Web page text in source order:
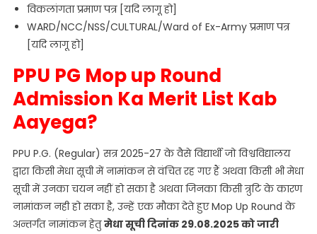
विकलांगता प्रमाण पत्र [यदि लागू हो]
WARD/NCC/NSS/CULTURAL/Ward of Ex-Army प्रमाण पत्र
[यदि लागू हो]
PPU PG Mop up Round
Admission Ka Merit List Kab
Aayega?
PPU P.G. (Regular) सत्र 2025-27 के वैसे विद्यार्थी जो विश्वविद्यालय
द्वारा किसी मेधा सूची में नामांकन से वंचित रह गए हैं अथवा किसी भी मेधा
सूची में उनका चयन नहीं हो सका है अथवा जिनका किसी त्रुटि के कारण
नामांकन नही हो सका है, उन्हें एक मौका देते हुए Mop Up Round के
अन्तर्गत नामांकन हेतुमेधा सूची दिनांक 29.08.2025 को जारी